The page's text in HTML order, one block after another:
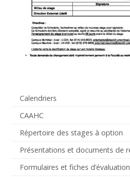
Calendriers
CAAHC
Répertoire des stages à option
Présentations et documents de
Formulaires et fiches d’évaluation